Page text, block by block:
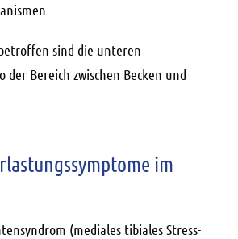
sind die unteren
der Bereich zwischen Becken und
im
(mediales tibiales Stress-